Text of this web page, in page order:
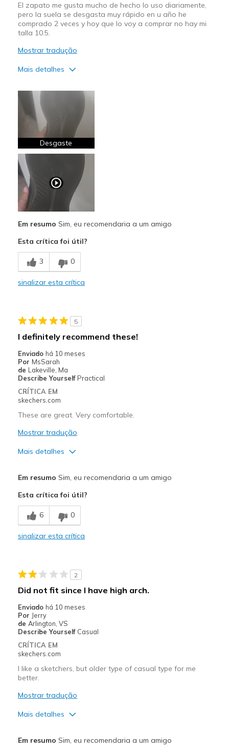
El zapato me gusta mucho de hecho lo uso diariamente,
pero la suela se desgasta muy rápido en u año he
comprado 2 veces y hoy que lo voy a comprar no hay mi
talla 10.5.
Mostrar tradução
Mais detalhes
Comfortable
Contras
Wear Out Quickly
View On Shoes Shoes are for Wearing
Desgaste
Em resumo Sim, eu recomendaria a um amigo
Esta crítica foi útil?
3 0
sinalizar esta crítica
5
I definitely recommend these!
Enviado há 10 meses
Por MsSarah
de Lakeville, Ma
Describe Yourself Practical
CRÍTICA EM
skechers.com
These are great. Very comfortable.
Mostrar tradução
Mais detalhes
Breathe Well
Comfortable
Casual Wear
Work
Width
Sizing
View On Shoes
Shoes are for Wearing
Em resumo Sim, eu recomendaria a um amigo
Esta crítica foi útil?
6 0
sinalizar esta crítica
2
Did not fit since I have high arch.
Enviado há 10 meses
Por Jerry
de Arlington, VS
Describe Yourself Casual
CRÍTICA EM
skechers.com
I like a sketchers, but older type of casual type for me
better.
Mostrar tradução
Mais detalhes
Em resumo Sim, eu recomendaria a um amigo